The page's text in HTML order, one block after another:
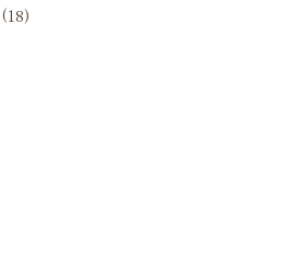
(18)